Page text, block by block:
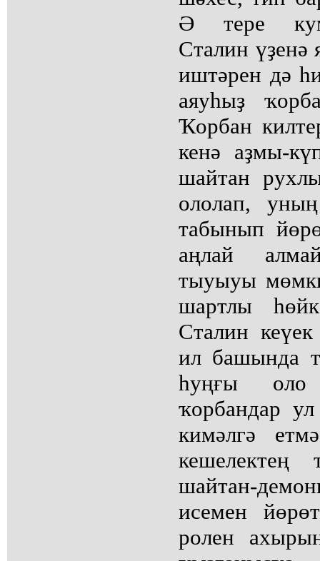
Ә тере
Сталин
иштәрен дә
аяуһыҙ
Ҡорбан
кенә аҙмы-
шайтан
ололап, уның
табынып
аңлай
тыуыуы
шартлы
Сталин
ил башында
һуңғы
ҡорбандар
кимәлгә
шайтан-
исемен
ролен